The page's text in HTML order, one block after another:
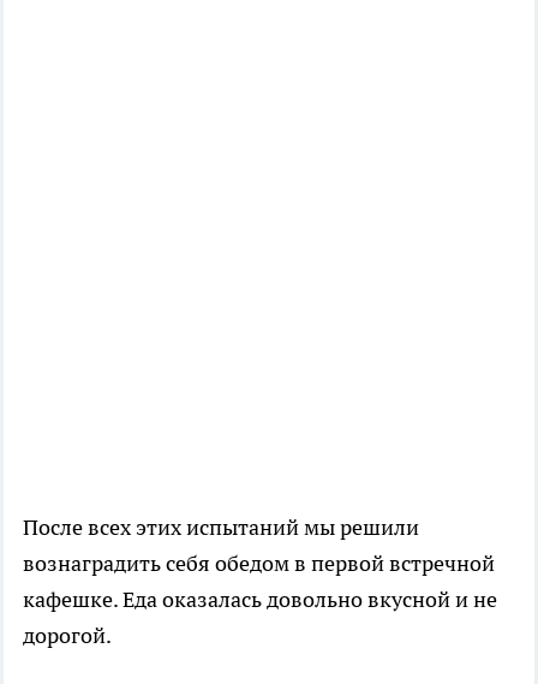
После всех этих испытаний мы решили
вознаградить себя обедом в первой встречной
кафешке. Еда оказалась довольно вкусной и не
дорогой.